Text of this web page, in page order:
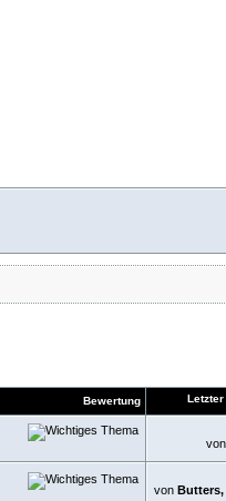
Bewertung
von
von